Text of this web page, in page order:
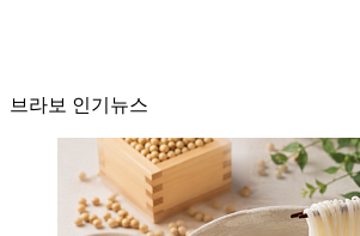
브라보 인기뉴스